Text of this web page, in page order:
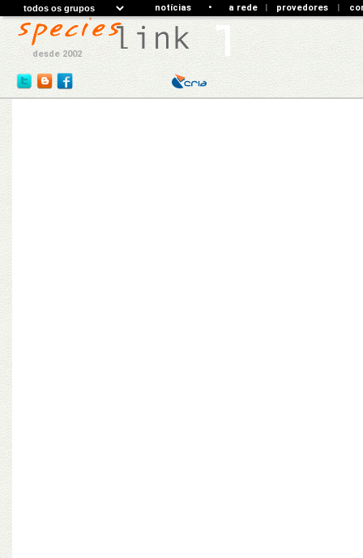
notícias • a rede | provedores |
desde 2002